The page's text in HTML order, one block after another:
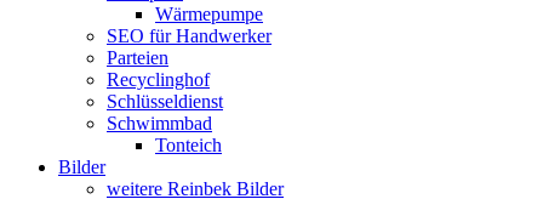
Wärmepumpe
SEO für Handwerker
Parteien
Recyclinghof
Schlüsseldienst
Schwimmbad
Tonteich
Bilder
weitere Reinbek Bilder